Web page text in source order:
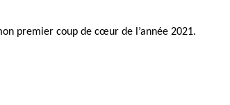
premier coup de cœur de l’année 2021.